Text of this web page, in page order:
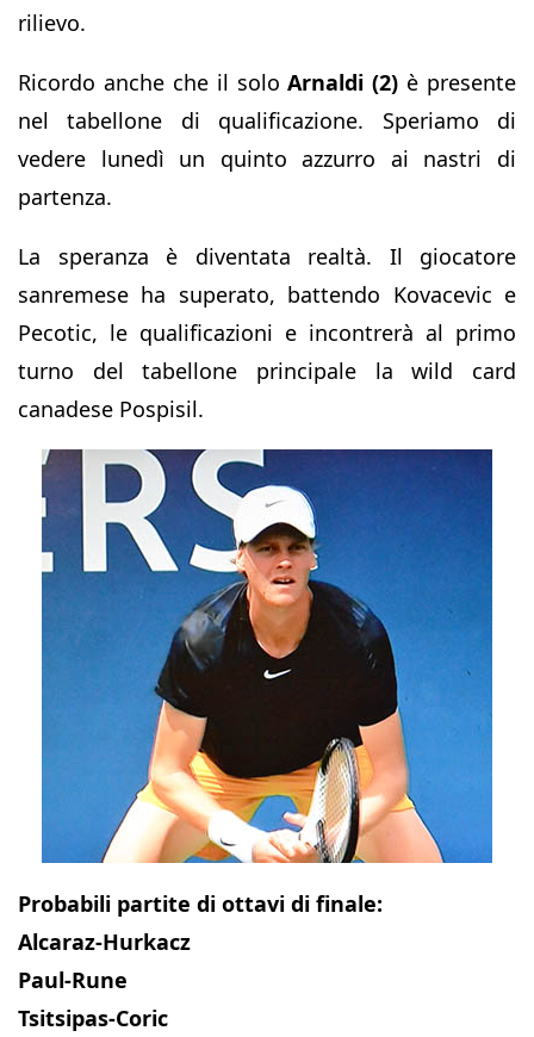
rilievo.
Ricordo anche che il soloArnaldi (2) è presente
nel tabellone di qualificazione. Speriamo di
vedere lunedì un quinto azzurro ai nastri di
partenza.
La speranza è diventata realtà. Il giocatore
sanremese ha superato, battendo Kovacevic e
Pecotic, le qualificazioni e incontrerà al primo
turno del tabellone principale la wild card
canadese Pospisil.
Probabili partite di ottavi di finale:
Alcaraz-Hurkacz
Paul-Rune
Tsitsipas-Coric